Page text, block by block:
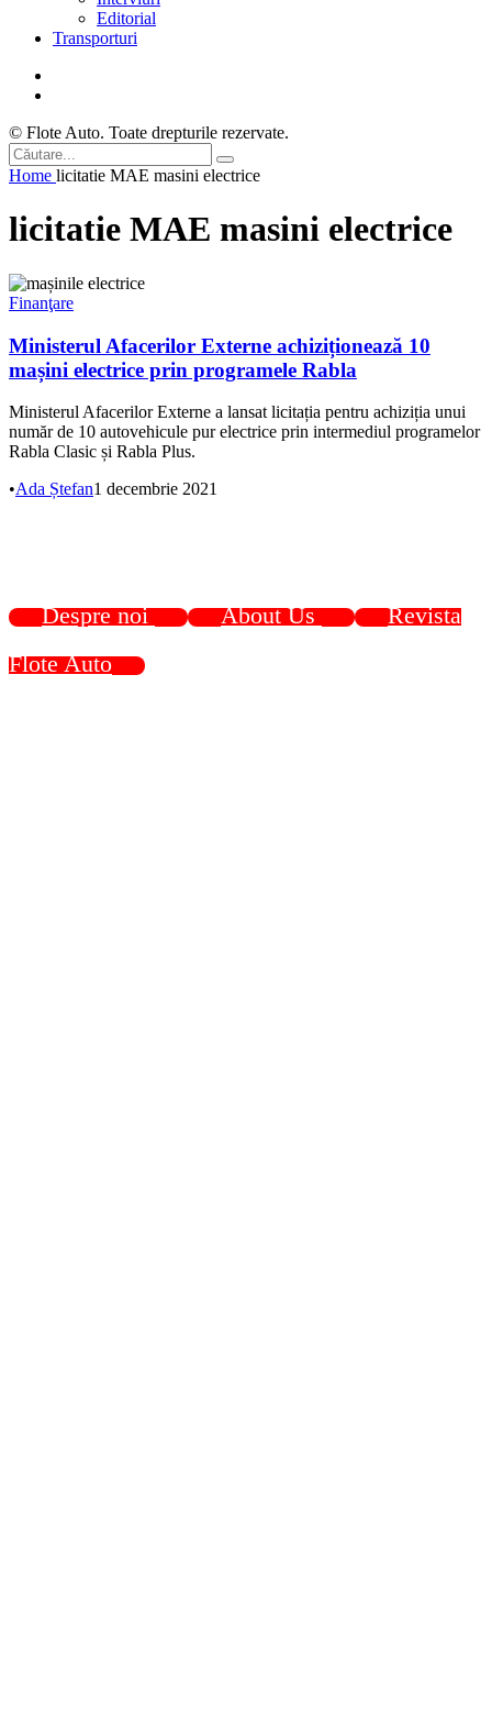
Editorial
Transporturi
© Flote Auto. Toate drepturile rezervate.
Home licitatie MAE masini electrice
licitatie MAE masini electrice
Finanţare
Ministerul Afacerilor Externe achiziționează 10
mașini electrice prin programele Rabla
Ministerul Afacerilor Externe a lansat licitația pentru achiziția unui
număr de 10 autovehicule pur electrice prin intermediul programelor
Rabla Clasic și Rabla Plus.
•Ada Ștefan1 decembrie 2021
Despre noi About Us
Revista
Flote Auto